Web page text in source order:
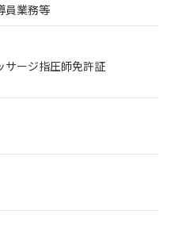
員業務等
サージ指圧師免許証